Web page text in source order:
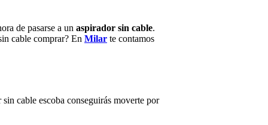
de pasarse a un aspirador sin cable.
cable comprar? En Milar te contamos
cable escoba conseguirás moverte por